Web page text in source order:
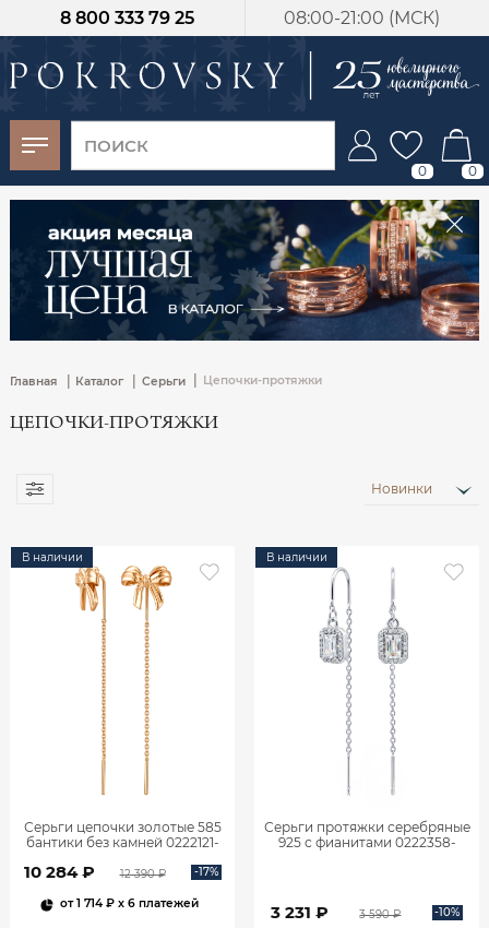
08:00-21:00 (МСК)
8 800 333 79 25
0 0
Главная | Каталог | Серьги Цепочки-протяжки
ЦЕПОЧКИ-ПРОТЯЖКИ
Новинки
В наличии
Серьги цепочки золотые 585
бантики без камней 0222121-
10 284 ₽ 12 390 ₽ -17%
от1 714 ₽x 6 платежей
В наличии
Серьги протяжки серебряные
925 с фианитами 0222358-
3 231 ₽ 3 590 ₽ -10%
-30%
от 15 дней с
момента оплаты